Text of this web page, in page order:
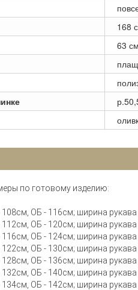
168
63 см
по готовому изделию:
108см, ОБ - 116см; ширина
112см, ОБ - 120см; ширина
116см, ОБ - 124см; ширина
122см, ОБ - 130см; ширина
128см, ОБ - 136см; ширина
132см, ОБ - 140см; ширина
134см, ОБ - 142см; ширина